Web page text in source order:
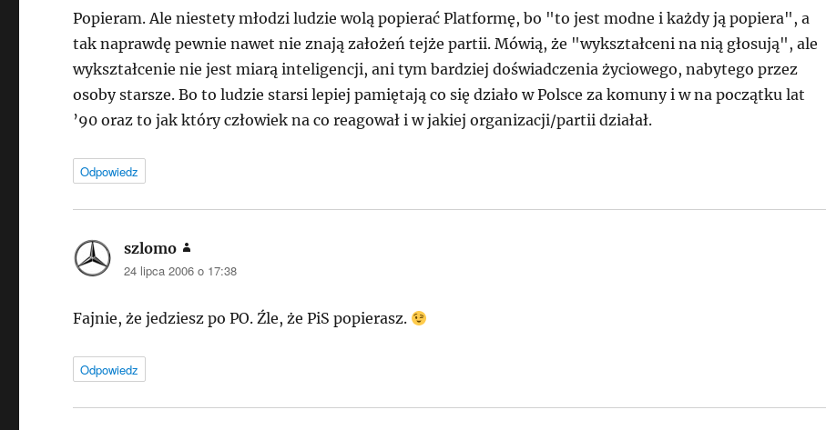
Popieram. Ale niestety młodzi ludzie wolą popierać Platformę, bo "to jest modne i każdy ją popiera", a
tak naprawdę pewnie nawet nie znają założeń tejże partii. Mówią, że "wykształceni na nią głosują", ale
wykształcenie nie jest miarą inteligencji, ani tym bardziej doświadczenia życiowego, nabytego przez
osoby starsze. Bo to ludzie starsi lepiej pamiętają co się działo w Polsce za komuny i w na początku lat
’90 oraz to jak który człowiek na co reagował i w jakiej organizacji/partii działał.
Odpowiedz
szlomo
24 lipca 2006 o 17:38
Fajnie, że jedziesz po PO. Źle, że PiS popierasz.
Odpowiedz